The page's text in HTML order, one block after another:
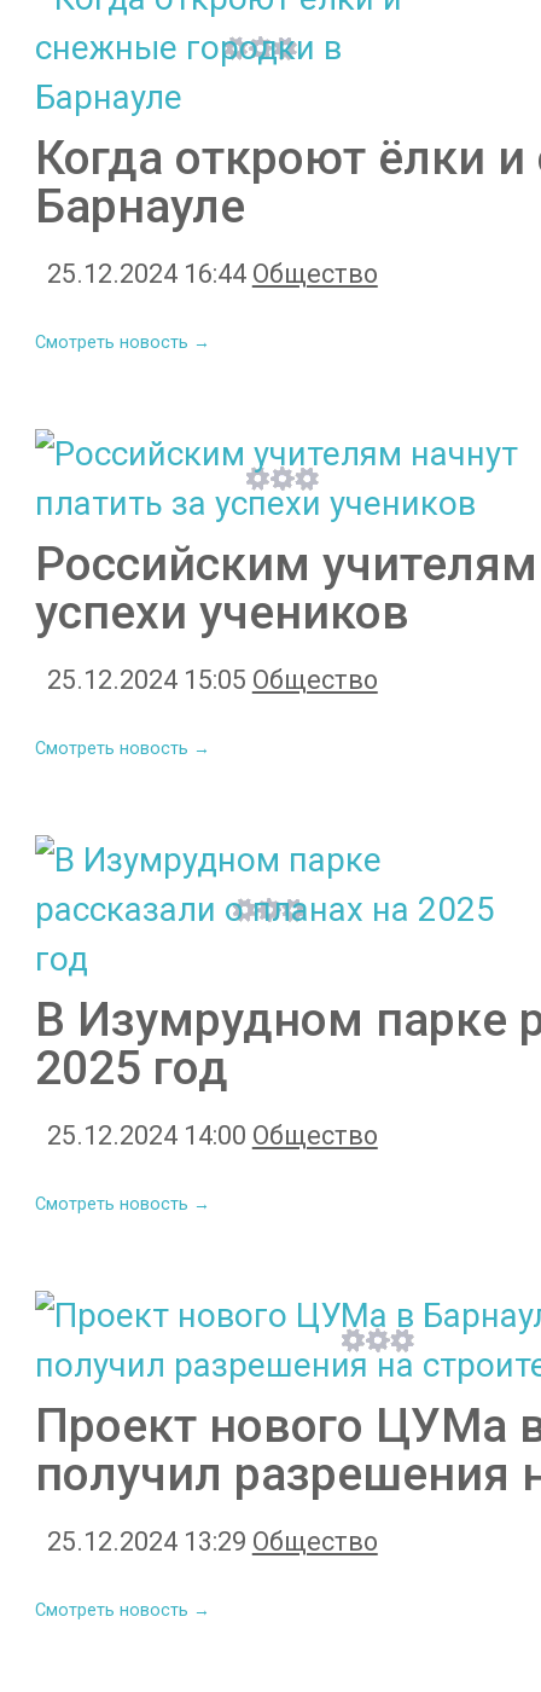
Когда откроют ёлки
Барнауле
25.12.2024 16:44 Общество
Смотреть новость →
Российским
успехи учеников
25.12.2024 15:05 Общество
Смотреть новость →
В Изумрудном парке
2025 год
25.12.2024 14:00 Общество
Смотреть новость →
Проект нового ЦУМа
получил разрешения
25.12.2024 13:29 Общество
Смотреть новость →